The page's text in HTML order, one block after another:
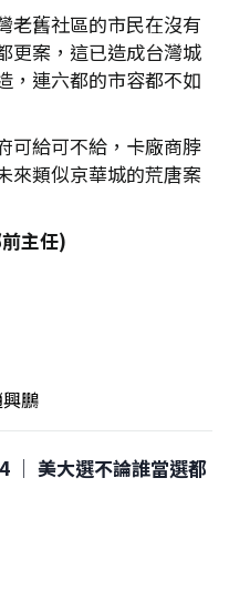
老舊社區的市民在沒有
更案，這已造成台灣城
，連六都的市容都不如
可給可不給，卡廠商脖
來類似京華城的荒唐案
主任)
鵬
│ 美大選不論誰當選都